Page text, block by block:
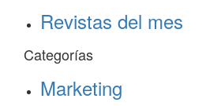
Revistas del mes
Categorías
Marketing